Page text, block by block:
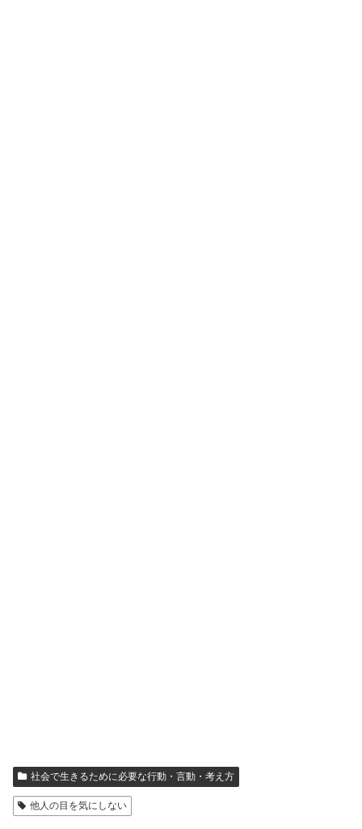
社会で生きるために必要な行動・言動・考え方
他人の目を気にしない